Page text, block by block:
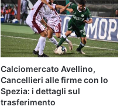
Calciomercato Avellino,
Cancellieri alle firme con lo
Spezia: i dettagli sul
trasferimento